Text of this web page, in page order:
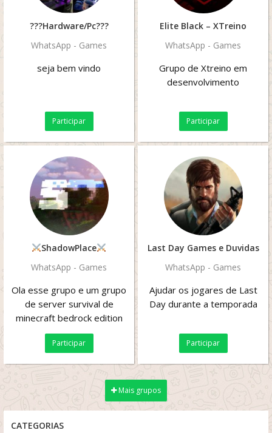
?️??Hardware/Pc???️
WhatsApp - Games
seja bem vindo
Participar
Elite Black – XTreino
WhatsApp - Games
Grupo de Xtreino em
desenvolvimento
Participar
ShadowPlace
WhatsApp - Games
Ola esse grupo e um grupo
de server survival de
minecraft bedrock edition
versao 1.16.210.05 com
raids,clas e muito...
Participar
Last Day Games e Duvidas
WhatsApp - Games
Ajudar os jogares de Last
Day durante a temporada
Participar
Mais grupos
CATEGORIAS